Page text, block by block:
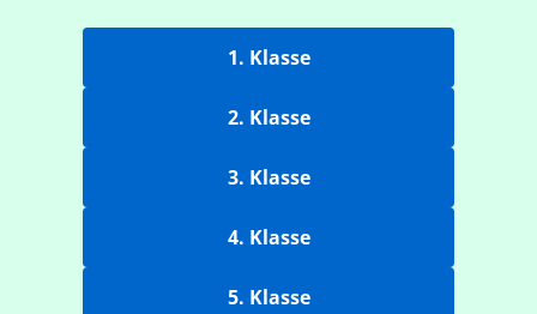
1. Klasse
2. Klasse
3. Klasse
4. Klasse
5. Klasse